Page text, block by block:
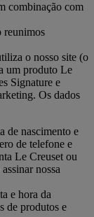
combinação com
reunimos
o nosso site (o
um produto Le
Signature e
Os dados
de nascimento e
de telefone e
Le Creuset ou
nossa
e hora da
de produtos e